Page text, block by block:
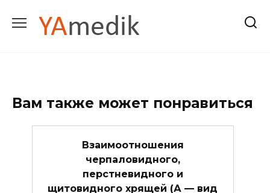
содержанию
Вам также может понравиться
Взаимоотношения
черпаловидного,
перстневидного и
щитовидного хрящей (А — вид